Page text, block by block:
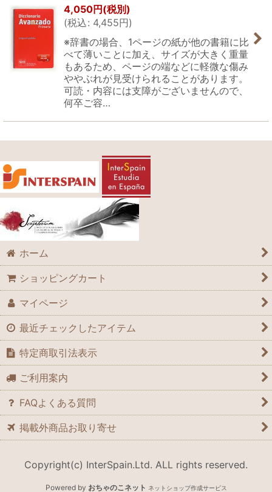
4,050円 (税別)
(税込: 4,455円)
※辞書の場合、1ページの紙が他の書籍に比
べて薄いことに加え、サイズが大きく重量
もあるため、ページの端などに軽微な傷み
ややぶれが見受けられることがあります。
可読・内容には支障がございませんので、
何卒ご容…
ホーム
ショッピングカート
マイページ
最近チェックしたアイテム
特定商取引法表示
ご利用案内
FAQよくある質問
掲載外商品お取り寄せ
Copyright(c) InterSpain.Ltd. ALL rights reserved.
Powered by おちゃのこネット ネットショップ作成サービス